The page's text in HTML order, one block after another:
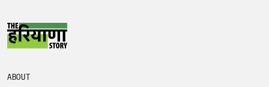
ABOUT